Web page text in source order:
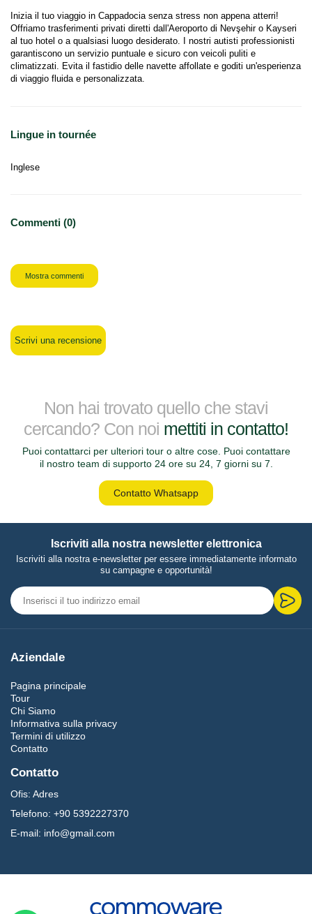
Inizia il tuo viaggio in Cappadocia senza stress non appena atterri!
Offriamo trasferimenti privati diretti dall'Aeroporto di Nevşehir o Kayseri
al tuo hotel o a qualsiasi luogo desiderato. I nostri autisti professionisti
garantiscono un servizio puntuale e sicuro con veicoli puliti e
climatizzati. Evita il fastidio delle navette affollate e goditi un'esperienza
di viaggio fluida e personalizzata.
Lingue in tournée
Inglese
Commenti (0)
Mostra commenti
Scrivi una recensione
Non hai trovato quello che stavi
cercando? Con noi mettiti in contatto!
Puoi contattarci per ulteriori tour o altre cose. Puoi contattare
il nostro team di supporto 24 ore su 24, 7 giorni su 7.
Contatto Whatsapp
Iscriviti alla nostra newsletter elettronica
Iscriviti alla nostra e-newsletter per essere immediatamente informato
su campagne e opportunità!
Aziendale
Pagina principale
Tour
Chi Siamo
Informativa sulla privacy
Termini di utilizzo
Contatto
Contatto
Ofis: Adres
Telefono: +90 5392227370
E-mail: info@gmail.com